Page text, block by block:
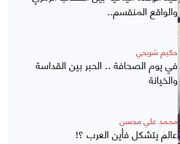
والواقع المنقسم..
حكيم شريحي
في يوم الصحافة .. الحبر بين القداسة
والخيانة
محمد علي محسن
عالم يتشكل فأين العرب ؟!